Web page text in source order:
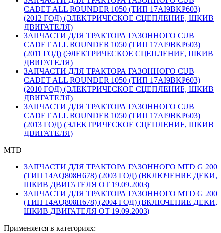
CADET ALL ROUNDER 1050 (ТИП 17AI9BKP603)
(2012 ГОД) (ЭЛЕКТРИЧЕСКОЕ СЦЕПЛЕНИЕ, ШКИВ
ДВИГАТЕЛЯ)
ЗАПЧАСТИ ДЛЯ ТРАКТОРА ГАЗОННОГО CUB
CADET ALL ROUNDER 1050 (ТИП 17AI9BKP603)
(2011 ГОД) (ЭЛЕКТРИЧЕСКОЕ СЦЕПЛЕНИЕ, ШКИВ
ДВИГАТЕЛЯ)
ЗАПЧАСТИ ДЛЯ ТРАКТОРА ГАЗОННОГО CUB
CADET ALL ROUNDER 1050 (ТИП 17AI9BKP603)
(2010 ГОД) (ЭЛЕКТРИЧЕСКОЕ СЦЕПЛЕНИЕ, ШКИВ
ДВИГАТЕЛЯ)
ЗАПЧАСТИ ДЛЯ ТРАКТОРА ГАЗОННОГО CUB
CADET ALL ROUNDER 1050 (ТИП 17AI9BKP603)
(2013 ГОД) (ЭЛЕКТРИЧЕСКОЕ СЦЕПЛЕНИЕ, ШКИВ
ДВИГАТЕЛЯ)
MTD
ЗАПЧАСТИ ДЛЯ ТРАКТОРА ГАЗОННОГО MTD G 200
(ТИП 14AQ808H678) (2003 ГОД) (ВКЛЮЧЕНИЕ ДЕКИ,
ШКИВ ДВИГАТЕЛЯ ОТ 19.09.2003)
ЗАПЧАСТИ ДЛЯ ТРАКТОРА ГАЗОННОГО MTD G 200
(ТИП 14AQ808H678) (2004 ГОД) (ВКЛЮЧЕНИЕ ДЕКИ,
ШКИВ ДВИГАТЕЛЯ ОТ 19.09.2003)
Применяется в категориях: